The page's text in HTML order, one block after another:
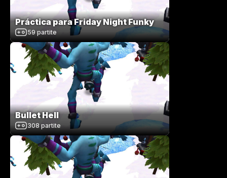
Práctica para Friday Night Funky
59 partite
Bullet Hell
308 partite